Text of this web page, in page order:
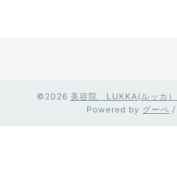
©2026 美容院 LUKKA(ルッカ）
Powered by グーペ /